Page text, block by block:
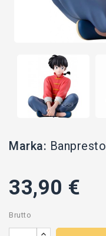
Marka: Banpresto
33,90 €
Brutto